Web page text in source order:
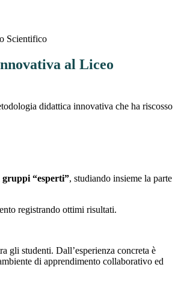
Scientifico
al Liceo
didattica innovativa che ha riscosso
gruppi “esperti”, studiando insieme la parte
registrando ottimi risultati.
gli studenti. Dall’esperienza concreta è
di apprendimento collaborativo ed